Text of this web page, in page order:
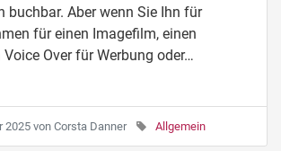
buchbar. Aber wenn Sie Ihn für
für einen Imagefilm, einen
Over für Werbung oder…
2025von Corsta Danner Allgemein